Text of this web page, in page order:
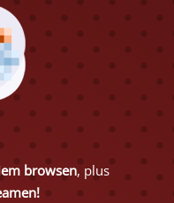
browsen, plus